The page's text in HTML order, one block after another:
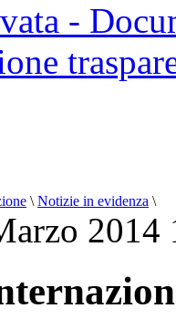
-
\ Notizie in evidenza \
2014